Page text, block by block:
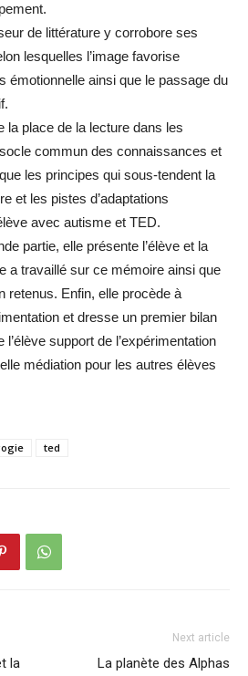
de littérature y corrobore ses
lesquelles l’image favorise
émotionnelle ainsi que le passage du
la place de la lecture dans les
commun des connaissances et
les principes qui sous-tendent la
et les pistes d’adaptations
avec autisme et TED.
partie, elle présente l’élève et la
a travaillé sur ce mémoire ainsi que
retenus. Enfin, elle procède à
et dresse un premier bilan
l’élève support de l’expérimentation
médiation pour les autres élèves
ted
la
Next article
La planète des Alphas